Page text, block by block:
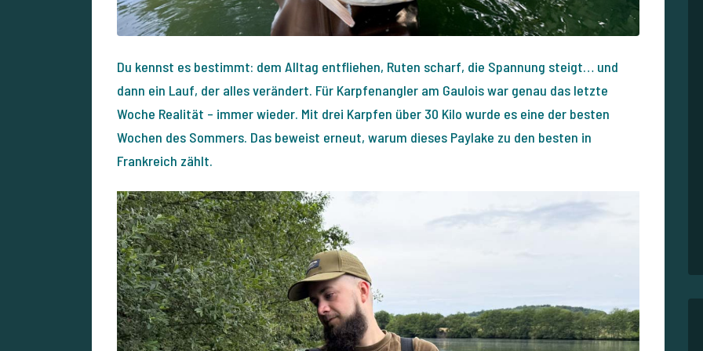
Du kennst es bestimmt: dem Alltag entfliehen, Ruten scharf, die Spannung steigt… und
dann ein Lauf, der alles verändert. Für Karpfenangler am Gaulois war genau das letzte
Woche Realität – immer wieder. Mit drei Karpfen über 30 Kilo wurde es eine der besten
Wochen des Sommers. Das beweist erneut, warum dieses Paylake zu den besten in
Frankreich zählt.